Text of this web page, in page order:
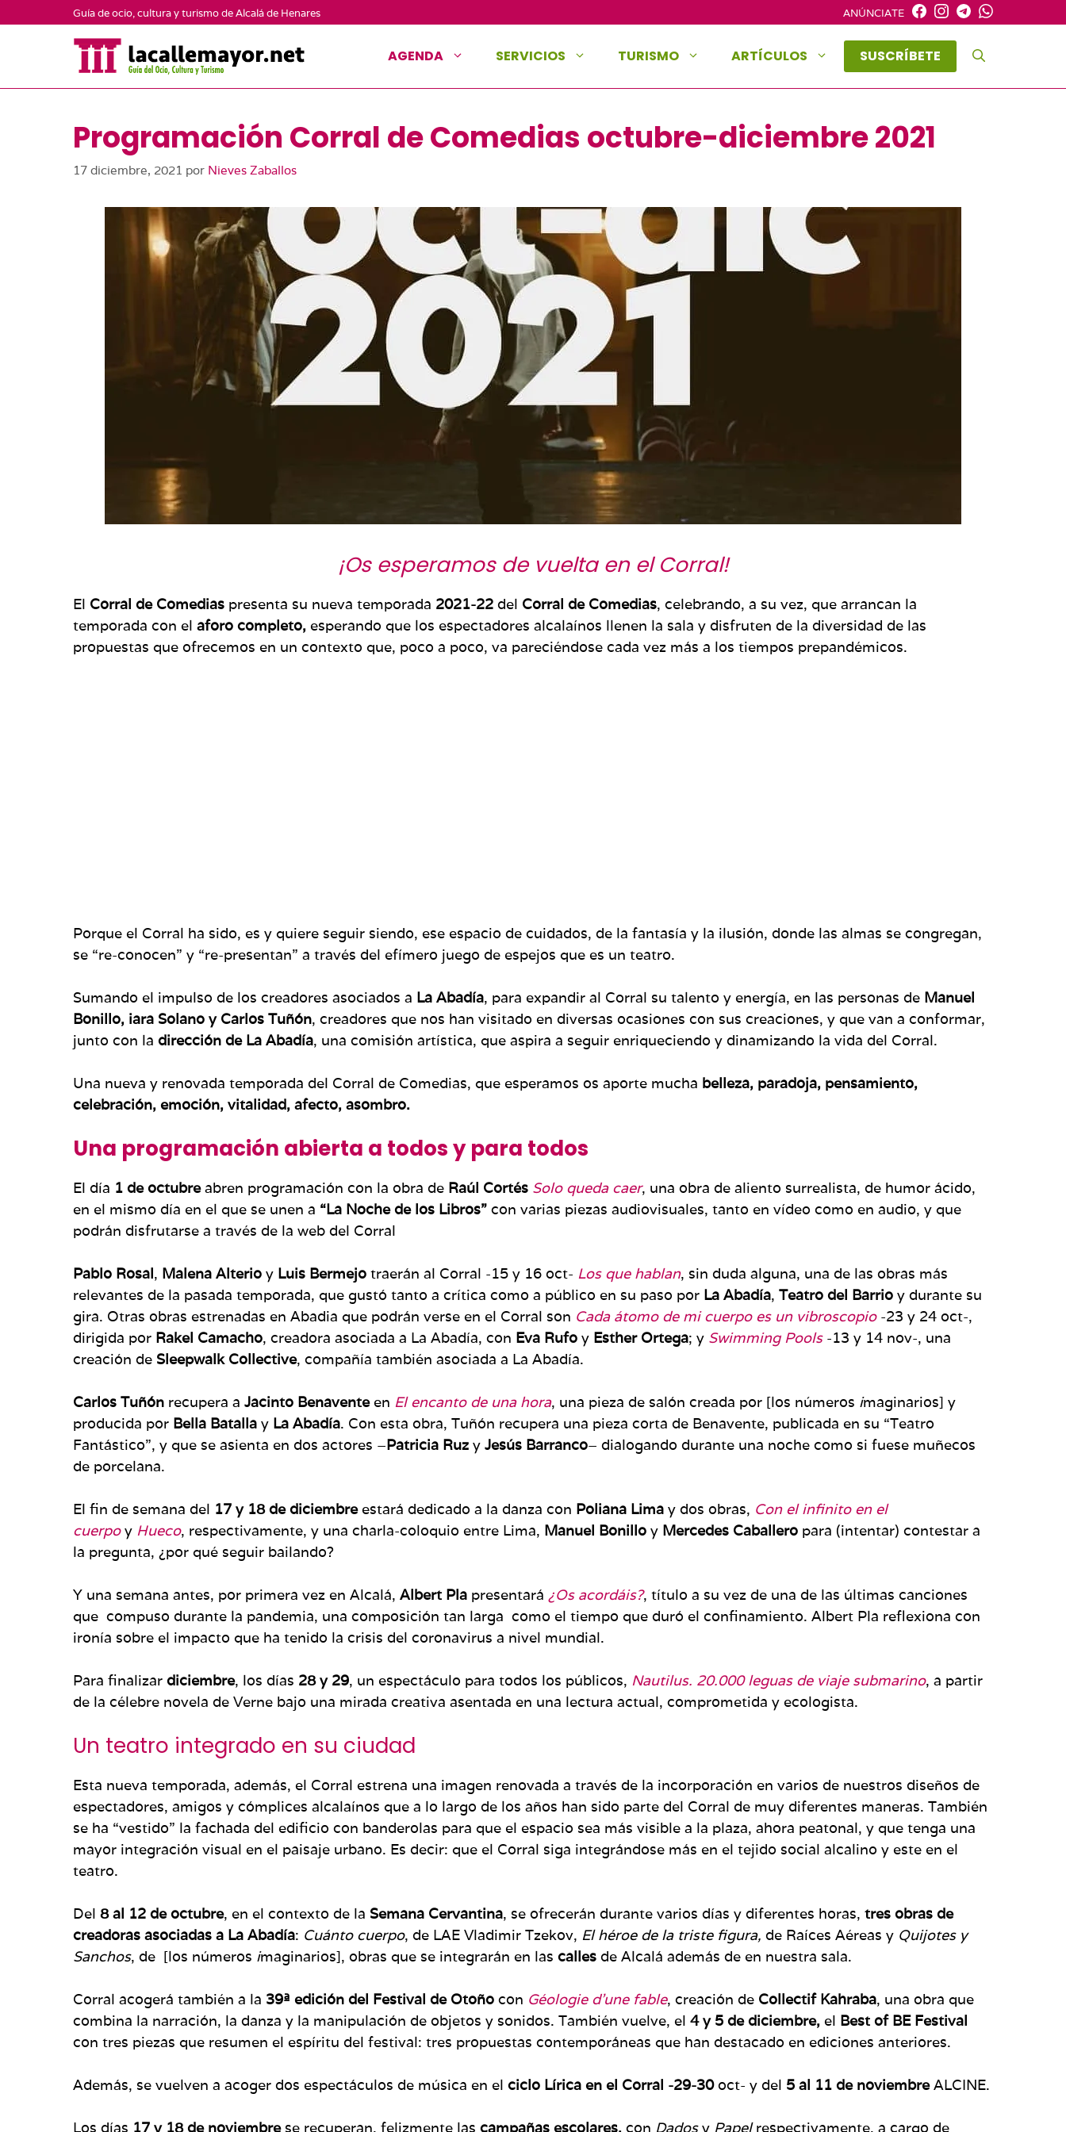
ANÚNCIATE
Guía de ocio, cultura y turismo de Alcalá de Henares
AGENDA SERVICIOS TURISMO ARTÍCULOS SUSCRÍBETE
Programación Corral de Comedias octubre-diciembre 2021
17 diciembre, 2021 por Nieves Zaballos
¡Os esperamos de vuelta en el Corral!
El Corral de Comedias presenta su nueva temporada 2021-22 del Corral de Comedias, celebrando, a su vez, que arrancan la
temporada con el aforo completo, esperando que los espectadores alcalaínos llenen la sala y disfruten de la diversidad de las
propuestas que ofrecemos en un contexto que, poco a poco, va pareciéndose cada vez más a los tiempos prepandémicos.
Porque el Corral ha sido, es y quiere seguir siendo, ese espacio de cuidados, de la fantasía y la ilusión, donde las almas se congregan,
se “re-conocen” y “re-presentan” a través del efímero juego de espejos que es un teatro.
Sumando el impulso de los creadores asociados a La Abadía, para expandir al Corral su talento y energía, en las personas de Manuel
Bonillo, iara Solano y Carlos Tuñón, creadores que nos han visitado en diversas ocasiones con sus creaciones, y que van a conformar,
junto con la dirección de La Abadía, una comisión artística, que aspira a seguir enriqueciendo y dinamizando la vida del Corral.
Una nueva y renovada temporada del Corral de Comedias, que esperamos os aporte mucha belleza, paradoja, pensamiento,
celebración, emoción, vitalidad, afecto, asombro.
Una programación abierta a todos y para todos
El día 1 de octubreabren programación con la obra de Raúl Cortés Solo queda caer, una obra de aliento surrealista, de humor ácido,
en el mismo día en el que se unen a “La Noche de los Libros” con varias piezas audiovisuales, tanto en vídeo como en audio, y que
podrán disfrutarse a través de la web del Corral
Pablo Rosal, Malena Alterio y Luis Bermejo traerán al Corral -15 y 16 oct- Los que hablan, sin duda alguna, una de las obras más
relevantes de la pasada temporada, que gustó tanto a crítica como a público en su paso por La Abadía, Teatro del Barrio y durante su
gira. Otras obras estrenadas en Abadia que podrán verse en el Corral son Cada átomo de mi cuerpo es un vibroscopio-23 y 24 oct-,
dirigida por Rakel Camacho, creadora asociada a La Abadía, con Eva Rufo y Esther Ortega; y Swimming Pools-13 y 14 nov-, una
creación de Sleepwalk Collective, compañía también asociada a La Abadía.
Carlos Tuñón recupera a Jacinto Benaventeen El encanto de una hora, una pieza de salón creada por [los números imaginarios] y
producida por Bella Batalla y La Abadía. Con esta obra, Tuñón recupera una pieza corta de Benavente, publicada en su “Teatro
Fantástico”, y que se asienta en dos actores –Patricia Ruz y Jesús Barranco– dialogando durante una noche como si fuese muñecos
de porcelana.
El fin de semana del 17 y 18 de diciembreestará dedicado a la danza con Poliana Lima y dos obras, Con el infinito en el
cuerpoy Hueco, respectivamente, y una charla-coloquio entre Lima, Manuel Bonillo y Mercedes Caballero para (intentar) contestar a
la pregunta, ¿por qué seguir bailando?
Y una semana antes, por primera vez en Alcalá, Albert Pla presentará ¿Os acordáis?, título a su vez de una de las últimas canciones
que compuso durante la pandemia, una composición tan larga como el tiempo que duró el confinamiento. Albert Pla reflexiona con
ironía sobre el impacto que ha tenido la crisis del coronavirus a nivel mundial.
Para finalizar diciembre, los días 28 y 29, un espectáculo para todos los públicos, Nautilus. 20.000 leguas de viaje submarino, a partir
de la célebre novela de Verne bajo una mirada creativa asentada en una lectura actual, comprometida y ecologista.
Un teatro integrado en su ciudad
Esta nueva temporada, además, el Corral estrena una imagen renovada a través de la incorporación en varios de nuestros diseños de
espectadores, amigos y cómplices alcalaínos que a lo largo de los años han sido parte del Corral de muy diferentes maneras. También
se ha “vestido” la fachada del edificio con banderolas para que el espacio sea más visible a la plaza, ahora peatonal, y que tenga una
mayor integración visual en el paisaje urbano. Es decir: que el Corral siga integrándose más en el tejido social alcalino y este en el
teatro.
Del 8 al 12 de octubre, en el contexto de la Semana Cervantina, se ofrecerán durante varios días y diferentes horas, tres obras de
creadoras asociadas a La Abadía: Cuánto cuerpo, de LAE Vladimir Tzekov, El héroe de la triste figura, de Raíces Aéreas y Quijotes y
Sanchos, de [los números imaginarios], obras que se integrarán en las calles de Alcalá además de en nuestra sala.
Corral acogerá también a la 39ª edición del Festival de Otoño con Géologie d’une fable, creación de Collectif Kahraba, una obra que
combina la narración, la danza y la manipulación de objetos y sonidos. También vuelve, el 4 y 5 de diciembre, el Best of BE Festival
con tres piezas que resumen el espíritu del festival: tres propuestas contemporáneas que han destacado en ediciones anteriores.
Además, se vuelven a acoger dos espectáculos de música en el ciclo Lírica en el Corral -29-30oct- y del 5 al 11 de noviembreALCINE.
Los días 17 y 18 de noviembrese recuperan, felizmente las campañas escolares, con Dadosy Papelrespectivamente, a cargo de